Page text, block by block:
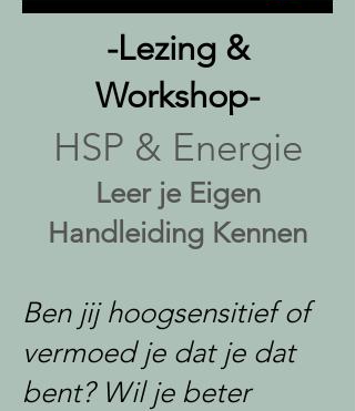
-Lezing &
Workshop-
HSP & Energie
Leer je Eigen
Handleiding Kennen
Ben jij hoogsensitief of
vermoed je dat je dat
bent? Wil je beter